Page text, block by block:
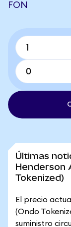
FON
Últimas
Henderson
Tokenized)
El precio
(Ondo
suministro